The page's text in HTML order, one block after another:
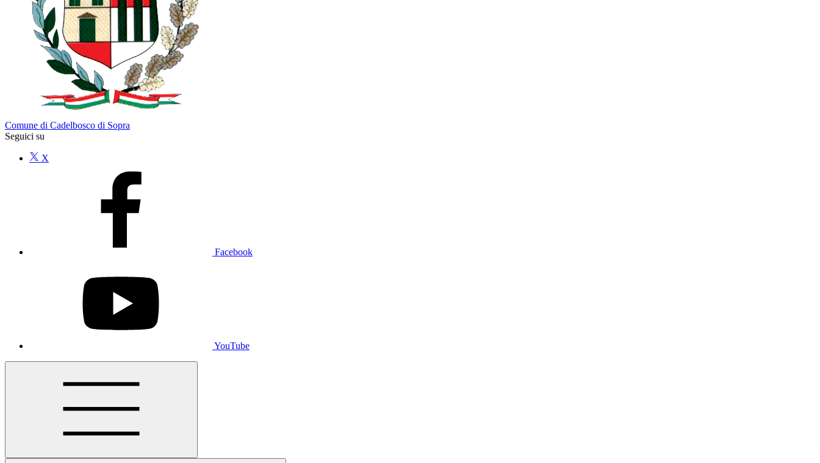
Comune di Cadelbosco di Sopra
Seguici su
X
Facebook
YouTube